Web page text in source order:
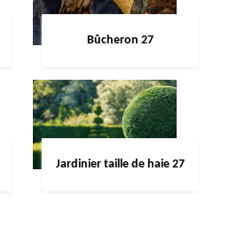
Bûcheron 27
Jardinier taille de haie 27